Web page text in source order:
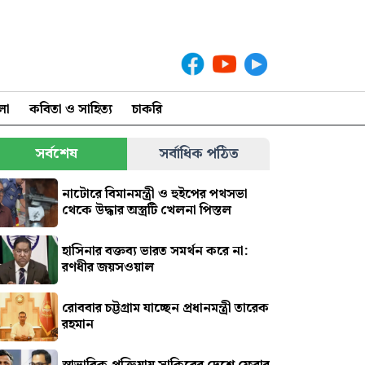
কবিতা ও সাহিত্য চাকরি
সর্বশেষ সর্বাধিক পঠিত
নাটোরে বিমানমন্ত্রী ও হুইপের পথসভা
থেকে উদ্ধার অস্ত্রটি খেলনা পিস্তল
হাসিনার বক্তব্য ভারত সমর্থন করে না:
রণধীর জয়সওয়াল
রোববার চট্টগ্রাম যাচ্ছেন প্রধানমন্ত্রী তারেক
রহমান